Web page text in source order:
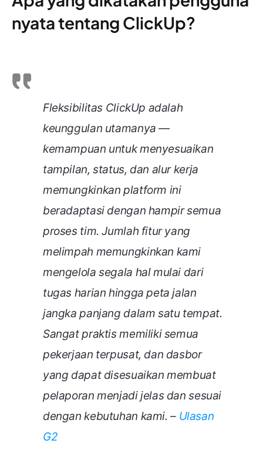
nyata tentang ClickUp?
Fleksibilitas ClickUp adalah
keunggulan utamanya —
kemampuan untuk menyesuaikan
tampilan, status, dan alur kerja
memungkinkan platform ini
beradaptasi dengan hampir semua
proses tim. Jumlah fitur yang
melimpah memungkinkan kami
mengelola segala hal mulai dari
tugas harian hingga peta jalan
jangka panjang dalam satu tempat.
Sangat praktis memiliki semua
pekerjaan terpusat, dan dasbor
yang dapat disesuaikan membuat
pelaporan menjadi jelas dan sesuai
dengan kebutuhan kami. – Ulasan
G2